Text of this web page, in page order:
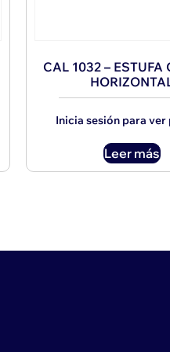
CAL 1032 – ESTUFA
Inicia sesión para ver
Leer más